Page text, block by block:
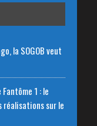
la SOGOB veut
1 : le
réalisations sur le